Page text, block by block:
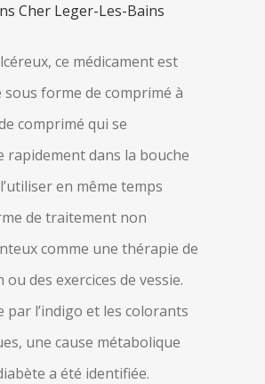
Cher Leger-Les-Bains
ce médicament est
forme de comprimé à
comprimé qui se
rapidement dans la bouche
en même temps
de traitement non
comme une thérapie de
des exercices de vessie.
par l’indigo et les colorants
une cause métabolique
a été identifiée.